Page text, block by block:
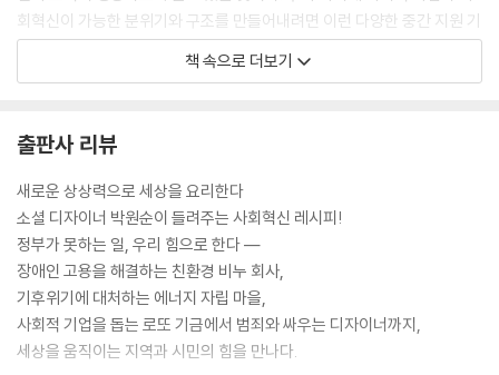
좋은 사회적 기업을 지원하는 빅 로터리 펀드
특별한 사업을 돕는 특별한 재단
정부를 대신하는 벤처 캐피탈, SIB
벌 헨더슨
공공 행정 서비스의 혁명을 불러온 휴면 자산 위원회와 소셜파이낸스
착한 일에만 투자한다 ㆍ 트리오도스 은행
커뮤니티 기업, 지역 사회를 살리는 도구
13장 전통적 시민 단체도 혁신의 대열에 서 있다
언락 데모크라시 ㆍ 전통적 캠페인 단체의 고민
회혁신이 가능한 분위기와 구조를 만들어내려면 이런 다양한 중간 지원 기
관들이 먼저 활성화돼야 한다.---p.10
회’를 강조한 것이다. 동시에 좌파를 향해서는 너무 비대해진 국가를 자원
봉사와 시민단체가 대체할 수 있다고 강조하는 것이다. 캐머런은 마약이나
가족 해체 등 사회적 질병을 보수당 정부에서 풀뿌리 단체나 활동가들이
더 잘 해결할 수 있다고 강조한다. 캐머런은 작은 정부는 정부의 기능이 없
는 게 아니라 새로운 형태의 정부라고 말한다. 영국의 보수당은 이렇게 새
로운 생각과 도전으로 거듭나고 있다.---p.78
크라이시스(Crisis)라는 노숙인 관련 전문 기관이 조사한 바에 따르면 75
책 속으로 더보기
출판사 리뷰
새로운 상상력으로 세상을 요리한다
소셜 디자이너 박원순이 들려주는 사회혁신 레시피!
정부가 못하는 일, 우리 힘으로 한다 ―
장애인 고용을 해결하는 친환경 비누 회사,
기후위기에 대처하는 에너지 자립 마을,
사회적 기업을 돕는 로또 기금에서 범죄와 싸우는 디자이너까지,
세상을 움직이는 지역과 시민의 힘을 만나다.